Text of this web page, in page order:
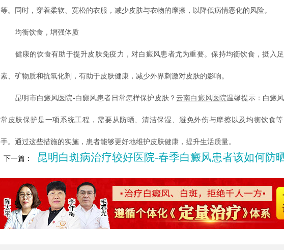
等。同时，穿着柔软、宽松的衣服，减少皮肤与衣物的摩擦，以降低病情恶化的风险。
均衡饮食，增强体质
健康的饮食有助于提升皮肤免疫力，对白癜风患者尤为重要。保持均衡饮食，摄入
素、矿物质和抗氧化剂，有助于皮肤健康，减少外界刺激对皮肤的影响。
昆明市白癜风医院-白癜风患者日常怎样保护皮肤？云南白癜风医院温馨提示：白癜
常皮肤保护是一项系统工程，需要从防晒、清洁保湿、避免外伤与摩擦以及均衡饮食
手。通过这些措施的实施，患者能够更好地维护皮肤健康，提升生活质量。
下一篇： 昆明白斑病治疗较好医院-春季白癜风患者该如何防